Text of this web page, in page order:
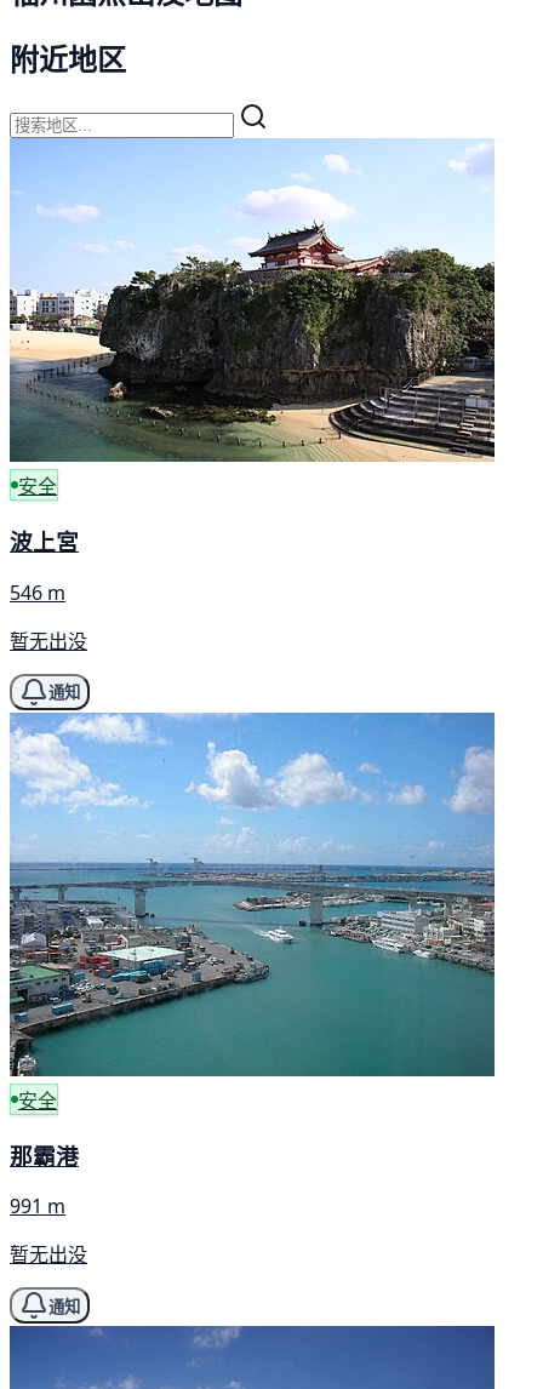
附近地区
安全
波上宮
546 m
暂无出没
通知
安全
那霸港
991 m
暂无出没
通知